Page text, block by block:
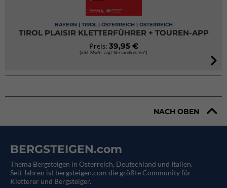
BAYERN | TIROL | ÖSTERREICH | ÖSTERREICH
TIROL PLAISIR KLETTERFÜHRER + TOUREN-APP
Preis: 39,95 €
(inkl. MwSt. zzgl. Versandkosten*)
NACH OBEN
BERGSTEIGEN.com
Thema Bergsteigen in Österreich, Deutschland und Italien.
Seit Jahren ist bergsteigen.com die größte Community für
Kletterer und Bergsteiger.